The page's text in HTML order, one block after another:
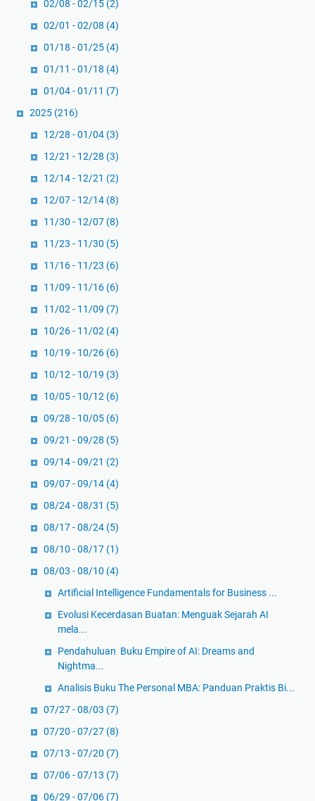
s
n
i
s
T
a
p
S
e
k
o
l
a
h
F
r
m
a
02/08 - 02/15 (2)
02/01 - 02/08 (4)
01/18 - 01/25 (4)
01/11 - 01/18 (4)
01/04 - 01/11 (7)
2025 (216)
12/28 - 01/04 (3)
12/21 - 12/28 (3)
12/14 - 12/21 (2)
12/07 - 12/14 (8)
11/30 - 12/07 (8)
11/23 - 11/30 (5)
11/16 - 11/23 (6)
11/09 - 11/16 (6)
11/02 - 11/09 (7)
10/26 - 11/02 (4)
10/19 - 10/26 (6)
10/12 - 10/19 (3)
10/05 - 10/12 (6)
09/28 - 10/05 (6)
09/21 - 09/28 (5)
09/14 - 09/21 (2)
09/07 - 09/14 (4)
08/24 - 08/31 (5)
08/17 - 08/24 (5)
08/10 - 08/17 (1)
08/03 - 08/10 (4)
Artificial Intelligence Fundamentals for Business ...
Evolusi Kecerdasan Buatan: Menguak Sejarah AI
mela...
Pendahuluan Buku Empire of AI: Dreams and
Nightma...
Analisis Buku The Personal MBA: Panduan Praktis Bi...
07/27 - 08/03 (7)
07/20 - 07/27 (8)
07/13 - 07/20 (7)
07/06 - 07/13 (7)
06/29 - 07/06 (7)